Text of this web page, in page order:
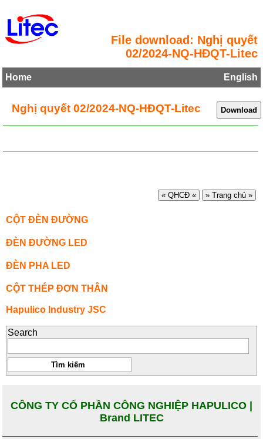
File download: Nghị quyết
02/2024-NQ-HĐQT-Litec
Home English
Nghị quyết 02/2024-NQ-HĐQT-Litec
« QHCĐ « » Trang chủ »
CỘT ĐÈN ĐƯỜNG
ĐÈN ĐƯỜNG LED
ĐÈN PHA LED
CỘT THÉP ĐƠN THÂN
Hapulico Industry JSC
Search
CÔNG TY CỔ PHẦN CÔNG NGHIỆP HAPULICO |
Brand LITEC